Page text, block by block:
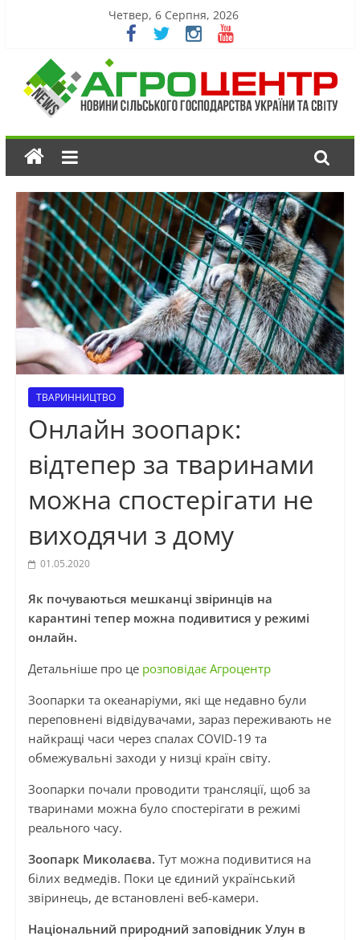
Четвер, 6 Серпня, 2026
ТВАРИННИЦТВО
Онлайн зоопарк:
відтепер за тваринами
можна спостерігати не
виходячи з дому
01.05.2020
Як почуваються мешканці звіринців на
карантині тепер можна подивитися у режимі
онлайн.
Детальніше про це розповідає Агроцентр
Зоопарки та океанаріуми, які ще недавно були
переповнені відвідувачами, зараз переживають не
найкращі часи через спалах COVID-19 та
обмежувальні заходи у низці країн світу.
Зоопарки почали проводити трансляції, щоб за
тваринами можна було спостерігати в режимі
реального часу.
Зоопарк Миколаєва. Тут можна подивитися на
білих ведмедів. Поки це єдиний український
звіринець, де встановлені веб-камери.
Національний природний заповідник Улун в